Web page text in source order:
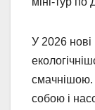
У 2026 нові
смачнішою.
собою і